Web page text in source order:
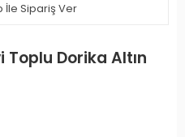
İle Sipariş Ver
Toplu Dorika Altın